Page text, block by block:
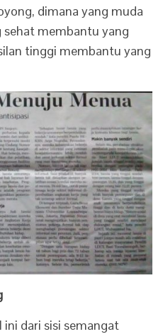
dimana yang muda
membantu yang
tinggi membantu yang
ini dari sisi semangat